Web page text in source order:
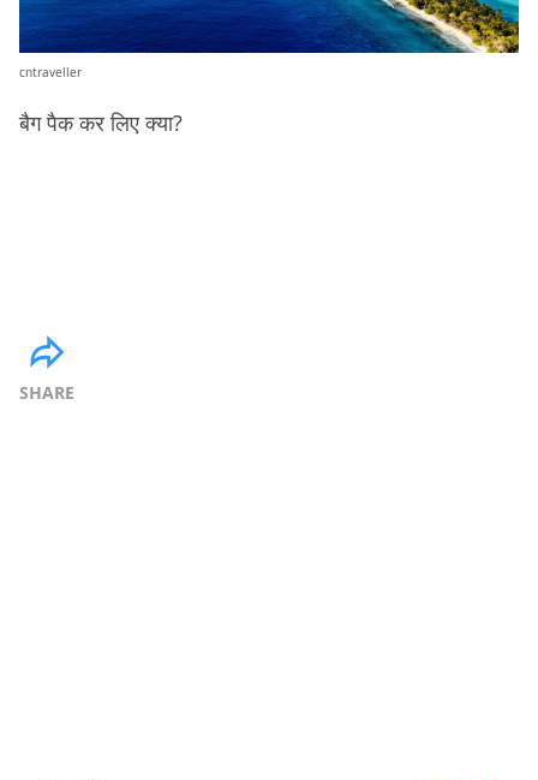
cntraveller
बैग पैक कर लिए क्या?
SHARE